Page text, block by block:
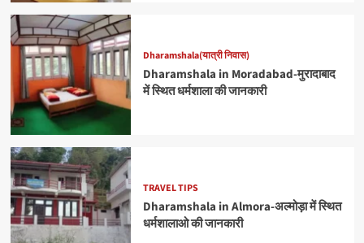
Dharamshala(यात्री निवास)
Dharamshala in Moradabad-मुरादाबाद
में स्थित धर्मशाला की जानकारी
TRAVEL TIPS
Dharamshala in Almora-अल्मोड़ा में स्थित
धर्मशालाओ की जानकारी